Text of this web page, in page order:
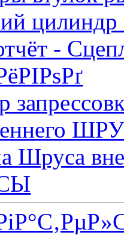
цилиндр
-
Шруса